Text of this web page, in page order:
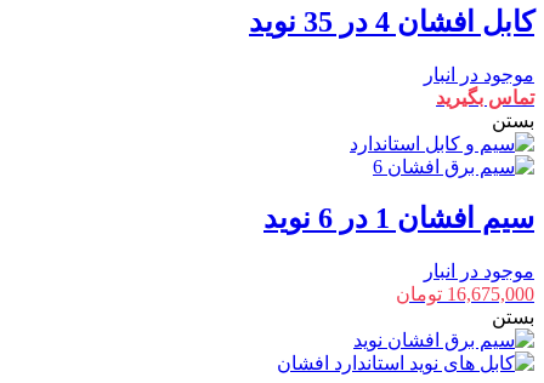
کابل افشان 4 در 35 نوید
موجود در انبار
تماس بگیرید
بستن
سیم افشان 1 در 6 نوید
موجود در انبار
16,675,000 تومان
بستن